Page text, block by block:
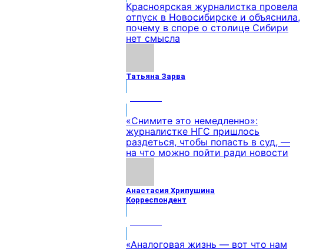
Красноярская журналистка провела
отпуск в Новосибирске и объяснила,
почему в споре о столице Сибири
нет смысла
Татьяна Зарва
«Снимите это немедленно»:
журналистке НГС пришлось
раздеться, чтобы попасть в суд, —
на что можно пойти ради новости
Анастасия Хрипушина
Корреспондент
«Аналоговая жизнь — вот что нам